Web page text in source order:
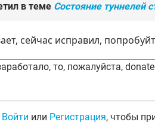
в теме Состояние туннелей
сейчас исправил,
то, пожалуйста,
Войти или Регистрация, чтобы